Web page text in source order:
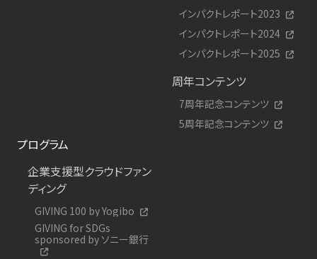
インパクトレポート2023
インパクトレポート2024
インパクトレポート2025
周年コンテンツ
7周年記念コンテンツ
5周年記念コンテンツ
プログラム
企業支援型クラウドファン
ディング
GIVING 100 by Yogibo
GIVING for SDGs
sponsored by ソニー銀行